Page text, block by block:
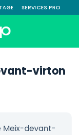
SERVICES PRO
virton
Meix-devant-